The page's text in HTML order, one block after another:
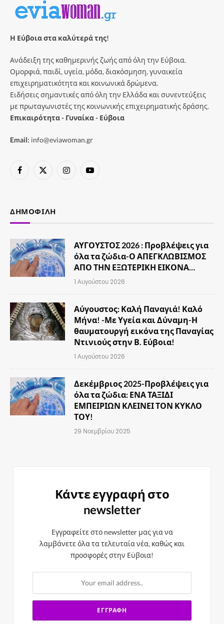
Η Εύβοια στα καλύτερά της!
Ανάδειξη της καθημερινής ζωής από όλη την Εύβοια.
Ομορφιά, παιδί, υγεία, μόδα, διακόσμηση, γυναικεία
επιχειρηματικότητα και κοινωνικά δρώμενα.
Ειδήσεις σημαντικές από όλη την Ελλάδα και συνεντεύξεις
με πρωταγωνιστές της κοινωνικής επιχειρηματικής δράσης.
Επικαιρότητα - Γυναίκα - Εύβοια
Email: info@eviawoman.gr
Facebook
X
InstagramYouTube
ΔΗΜΟΦΙΛΉ
ΑΥΓΟΥΣΤΟΣ 2026 : Προβλέψεις για
όλα τα ζώδια-Ο ΑΠΕΓΚΛΩΒΙΣΜΟΣ
ΑΠΟ ΤΗΝ ΕΞΩΤΕΡΙΚΗ ΕΙΚΟΝΑ…
1 Αυγούστου 2026
Αύγουστος: Καλή Παναγιά! Καλό
Μήνα! -Με Υγεία και Δύναμη-Η
θαυματουργή εικόνα της Παναγίας
Ντινιούς στην Β. Εύβοια!
1 Αυγούστου 2026
Δεκέμβριος 2025-Προβλέψεις για
όλα τα ζώδια: ΕΝΑ ΤΑΞΙΔΙ
ΕΜΠΕΙΡΙΩΝ ΚΛΕΙΝΕΙ ΤΟΝ ΚΥΚΛΟ
ΤΟΥ!
29 Νοεμβρίου 2025
Κάντε εγγραφή στο
newsletter
Εγγραφείτε στο newsletter μας για να
λαμβάνετε όλα τα τελευταία νέα, καθώς και
προσφορές στην Εϋβοια!